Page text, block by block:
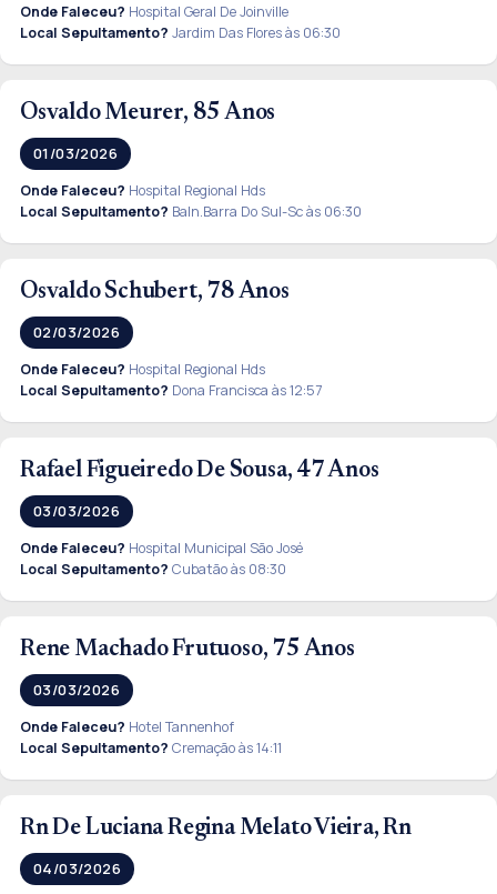
Onde Faleceu? Hospital Geral De Joinville
Local Sepultamento? Jardim Das Flores às 06:30
Osvaldo Meurer, 85 Anos
01/03/2026
Onde Faleceu? Hospital Regional Hds
Local Sepultamento? Baln.Barra Do Sul-Sc às 06:30
Osvaldo Schubert, 78 Anos
02/03/2026
Onde Faleceu? Hospital Regional Hds
Local Sepultamento? Dona Francisca às 12:57
Rafael Figueiredo De Sousa, 47 Anos
03/03/2026
Onde Faleceu? Hospital Municipal São José
Local Sepultamento? Cubatão às 08:30
Rene Machado Frutuoso, 75 Anos
03/03/2026
Onde Faleceu? Hotel Tannenhof
Local Sepultamento? Cremação às 14:11
Rn De Luciana Regina Melato Vieira, Rn
04/03/2026